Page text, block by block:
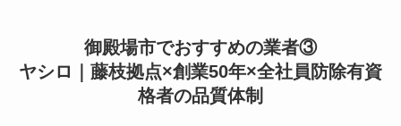
御殿場市でおすすめの業者③
ヤシロ｜藤枝拠点×創業50年×全社員防除有資
格者の品質体制